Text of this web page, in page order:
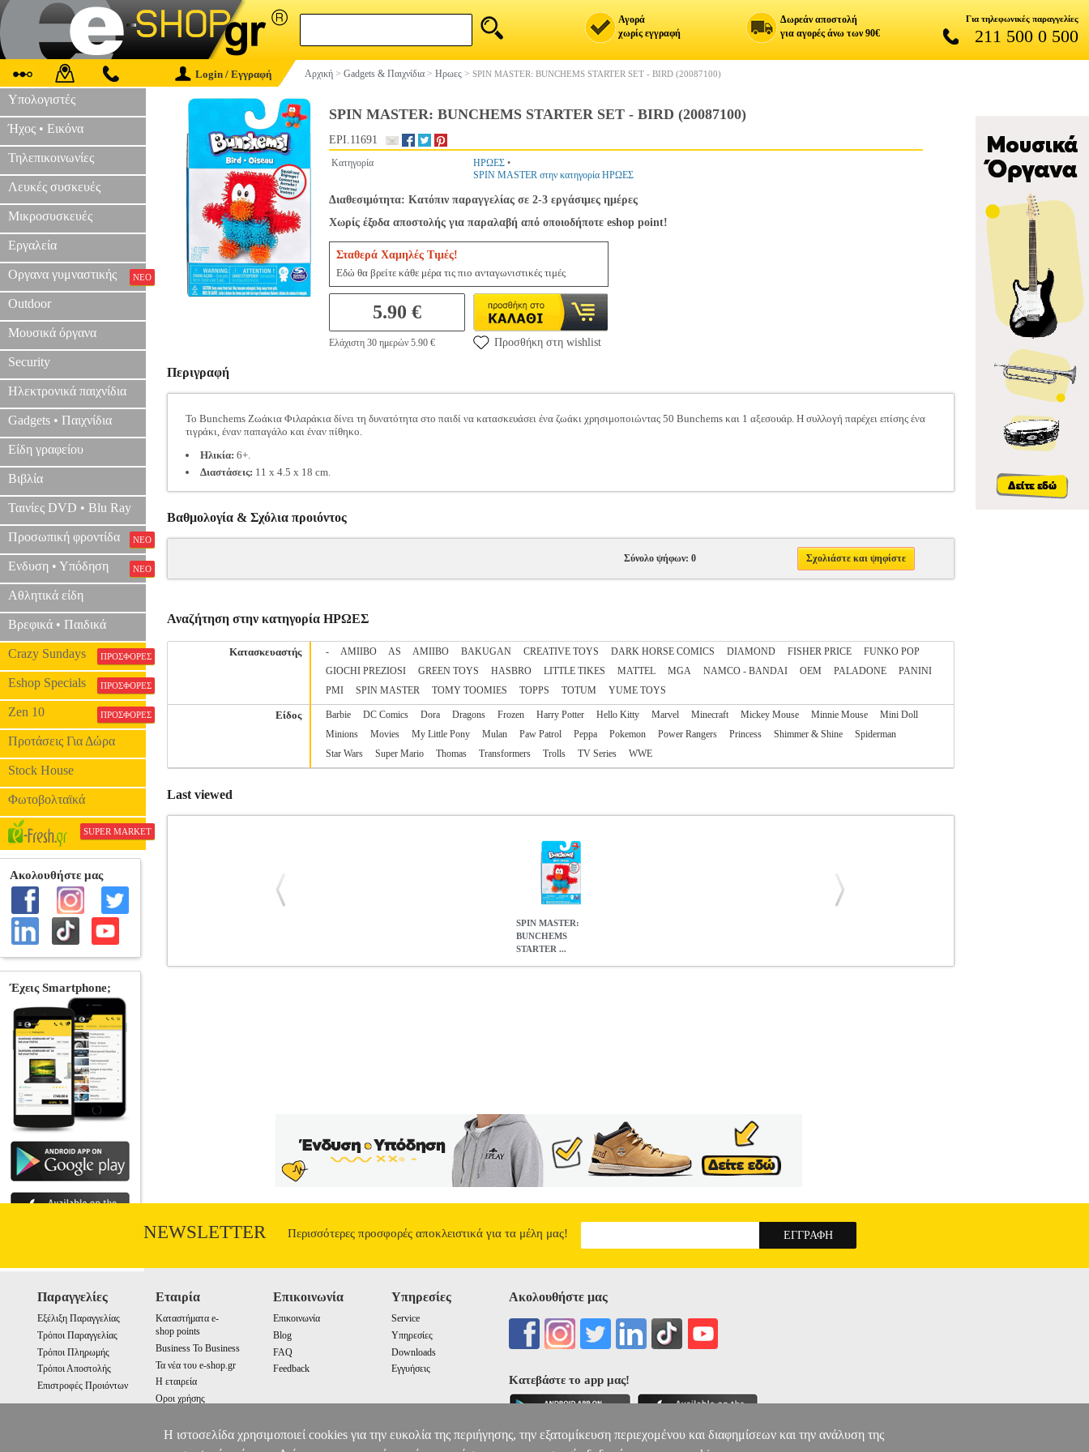
Αγορά
χωρίς εγγραφή
Δωρεάν αποστολή
για αγορές άνω των 90€
Για τηλεφωνικές παραγγελίες
211 500 0 500
Login / Εγγραφή Αρχική > Gadgets & Παιχνίδια > Ηρωες > SPIN MASTER: BUNCHEMS STARTER SET - BIRD (20087100)
Υπολογιστές
Ήχος • Εικόνα
Τηλεπικοινωνίες
Λευκές συσκευές
Μικροσυσκευές
Εργαλεία
Οργανα γυμναστικής ΝΕΟ
Outdoor
Μουσικά όργανα
Security
Ηλεκτρονικά παιχνίδια
Gadgets • Παιχνίδια
Είδη γραφείου
Βιβλία
Ταινίες DVD • Blu Ray
Προσωπική φροντίδα ΝΕΟ
Ενδυση • Υπόδηση ΝΕΟ
Αθλητικά είδη
Βρεφικά • Παιδικά
Crazy Sundays ΠΡΟΣΦΟΡΕΣ
Eshop Specials ΠΡΟΣΦΟΡΕΣ
Zen 10 ΠΡΟΣΦΟΡΕΣ
Προτάσεις Για Δώρα
Stock House
Φωτοβολταϊκά
SUPER MARKET
SPIN MASTER: BUNCHEMS STARTER SET - BIRD (20087100)
EPI.11691
Κατηγορία ΗΡΩΕΣ •
SPIN MASTER στην κατηγορία ΗΡΩΕΣ
Διαθεσιμότητα: Κατόπιν παραγγελίας σε 2-3 εργάσιμες ημέρες
Χωρίς έξοδα αποστολής για παραλαβή από οποιοδήποτε eshop point!
Σταθερά Χαμηλές Τιμές!
Εδώ θα βρείτε κάθε μέρα τις πιο ανταγωνιστικές τιμές
5.90 €
Ελάχιστη 30 ημερών 5.90 € Προσθήκη στη wishlist
Περιγραφή
Το Bunchems Ζωάκια Φιλαράκια δίνει τη δυνατότητα στο παιδί να κατασκευάσει ένα ζωάκι χρησιμοποιώντας 50 Bunchems και 1 αξεσουάρ. Η συλλογή παρέχει επίσης ένα
τιγράκι, έναν παπαγάλο και έναν πίθηκο.
Ηλικία: 6+.
Διαστάσεις: 11 x 4.5 x 18 cm.
Βαθμολογία & Σχόλια προιόντος
Σύνολο ψήφων: 0 Σχολιάστε και ψηφίστε
Αναζήτηση στην κατηγορία ΗΡΩΕΣ
Κατασκευαστής - AMIIBO AS AΜΙΙΒΟ BAKUGAN CREATIVE TOYS DARK HORSE COMICS DIAMOND FISHER PRICE
FUNKO POP
GIOCHI PREZIOSI
GREEN TOYS HASBRO LITTLE TIKES MATTEL MGA NAMCO - BANDAI OEM PALADONE
PANINI
PMI
SPIN MASTER TOMY TOOMIES TOPPS TOTUM YUME TOYS
Είδος Barbie DC Comics Dora Dragons Frozen Harry Potter Hello Kitty Marvel Minecraft Mickey Mouse Minnie Mouse
Mini Doll
Minions
Movies My Little Pony Mulan Paw Patrol Peppa Pokemon Power Rangers Princess Shimmer & Shine
Spiderman
Star Wars
Super Mario Thomas Transformers Trolls TV Series WWE
Last viewed
SPIN MASTER:
BUNCHEMS
STARTER ...
NEWSLETTER Περισσότερες προσφορές αποκλειστικά για τα μέλη μας!
Παραγγελίες
Εξέλιξη Παραγγελίας
Τρόποι Παραγγελίας
Τρόποι Πληρωμής
Τρόποι Αποστολής
Επιστροφές Προιόντων
Εταιρία
Καταστήματα e-
shop points
Business To Business
Τα νέα του e-shop.gr
Η εταιρεία
Οροι χρήσης
Επικοινωνία
Επικοινωνία
Blog
FAQ
Feedback
Υπηρεσίες
Service
Υπηρεσίες
Downloads
Εγγυήσεις
Ακολουθήστε μας
Κατεβάστε το app μας!
Η ιστοσελίδα χρησιμοποιεί cookies για την ευκολία της περιήγησης, την εξατομίκευση περιεχομένου και διαφημίσεων και την ανάλυση της